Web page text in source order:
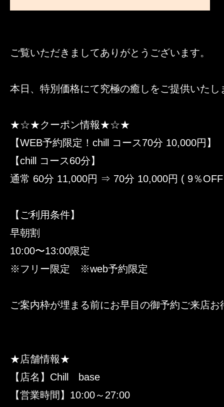
ご覧いただきましてありがとうございます。
本日、特別価格にて究極の癒しをご提供いたし
★☆★クーポン情報★☆★
【WEB予約限定！chill コース70分 10,000円】
【chill コース60分】
通常 60分 11,000円 ⇒ 70分 10,000円 ( 9％
【ご利用条件】
早朝割
10:00〜13:00限定
※フリー限定 ※web予約限定
ご案内枠が埋まる前にお早目の御予約ご来店
★店舗情報★
【店名】Chill base
【営業時間】10:00～27:00